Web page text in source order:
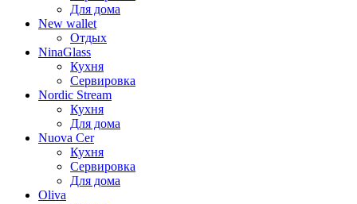
Для дома
New wallet
Отдых
NinaGlass
Кухня
Сервировка
Nordic Stream
Кухня
Для дома
Nuova Cer
Кухня
Сервировка
Для дома
Oliva